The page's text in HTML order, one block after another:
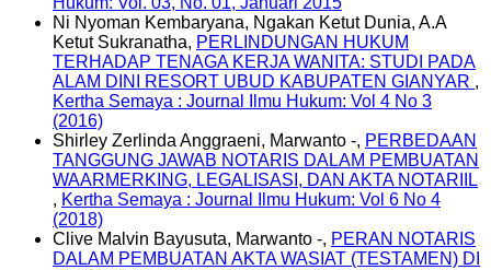
Ni Nyoman Kembaryana, Ngakan Ketut Dunia, A.A
Ketut Sukranatha, PERLINDUNGAN HUKUM
TERHADAP TENAGA KERJA WANITA: STUDI PADA
ALAM DINI RESORT UBUD KABUPATEN GIANYAR ,
Kertha Semaya : Journal Ilmu Hukum: Vol 4 No 3
(2016)
Shirley Zerlinda Anggraeni, Marwanto -, PERBEDAAN
TANGGUNG JAWAB NOTARIS DALAM PEMBUATAN
WAARMERKING, LEGALISASI, DAN AKTA NOTARIIL
, Kertha Semaya : Journal Ilmu Hukum: Vol 6 No 4
(2018)
Clive Malvin Bayusuta, Marwanto -, PERAN NOTARIS
DALAM PEMBUATAN AKTA WASIAT (TESTAMEN) DI